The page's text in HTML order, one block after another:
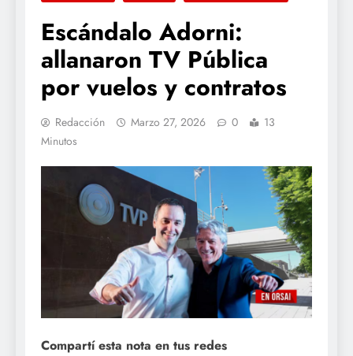
Escándalo Adorni:
allanaron TV Pública
por vuelos y contratos
Redacción Marzo 27, 2026 0
13
Minutos
Compartí esta nota en tus redes